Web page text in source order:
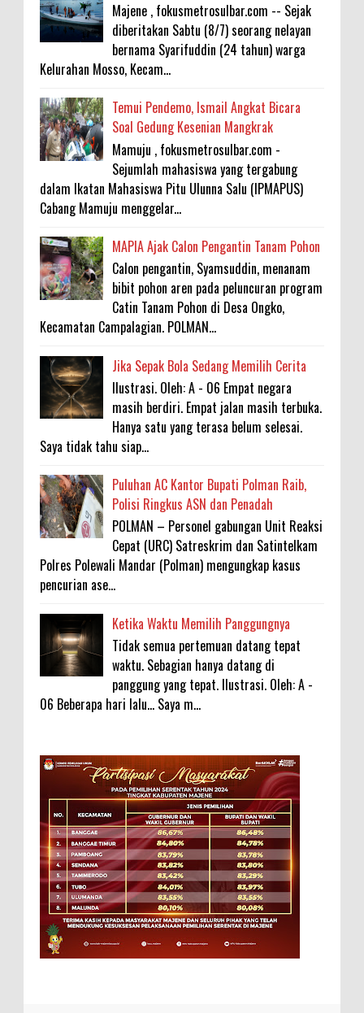
Majene , fokusmetrosulbar.com -- Sejak
diberitakan Sabtu (8/7) seorang nelayan
bernama Syarifuddin (24 tahun) warga
Kelurahan Mosso, Kecam...
Temui Pendemo, Ismail Angkat Bicara
Soal Gedung Kesenian Mangkrak
Mamuju , fokusmetrosulbar.com -
Sejumlah mahasiswa yang tergabung
dalam Ikatan Mahasiswa Pitu Ulunna Salu (IPMAPUS)
Cabang Mamuju menggelar...
MAPIA Ajak Calon Pengantin Tanam Pohon
Calon pengantin, Syamsuddin, menanam
bibit pohon aren pada peluncuran program
Catin Tanam Pohon di Desa Ongko,
Kecamatan Campalagian. POLMAN...
Jika Sepak Bola Sedang Memilih Cerita
Ilustrasi. Oleh: A - 06 Empat negara
masih berdiri. Empat jalan masih terbuka.
Hanya satu yang terasa belum selesai.
Saya tidak tahu siap...
Puluhan AC Kantor Bupati Polman Raib,
Polisi Ringkus ASN dan Penadah
POLMAN – Personel gabungan Unit Reaksi
Cepat (URC) Satreskrim dan Satintelkam
Polres Polewali Mandar (Polman) mengungkap kasus
pencurian ase...
Ketika Waktu Memilih Panggungnya
Tidak semua pertemuan datang tepat
waktu. Sebagian hanya datang di
panggung yang tepat. Ilustrasi. Oleh: A -
06 Beberapa hari lalu... Saya m...